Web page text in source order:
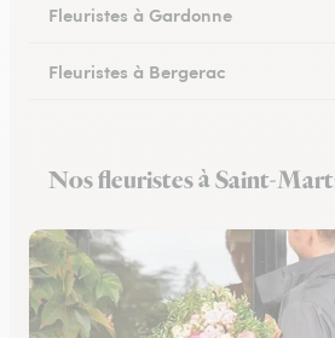
Fleuristes à Gardonne
Fleuristes à Bergerac
Fleuristes à Eymet
Nos fleuristes à Saint-